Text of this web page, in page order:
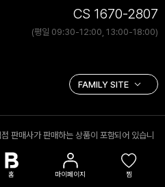
CS 1670-2807
(평일 09:30-12:00, 13:00-18:00)
판매사가 판매하는 상품이 포함되어 있습니
에 대해 책임을 지지 않습니다.
홈 마이페이지 찜